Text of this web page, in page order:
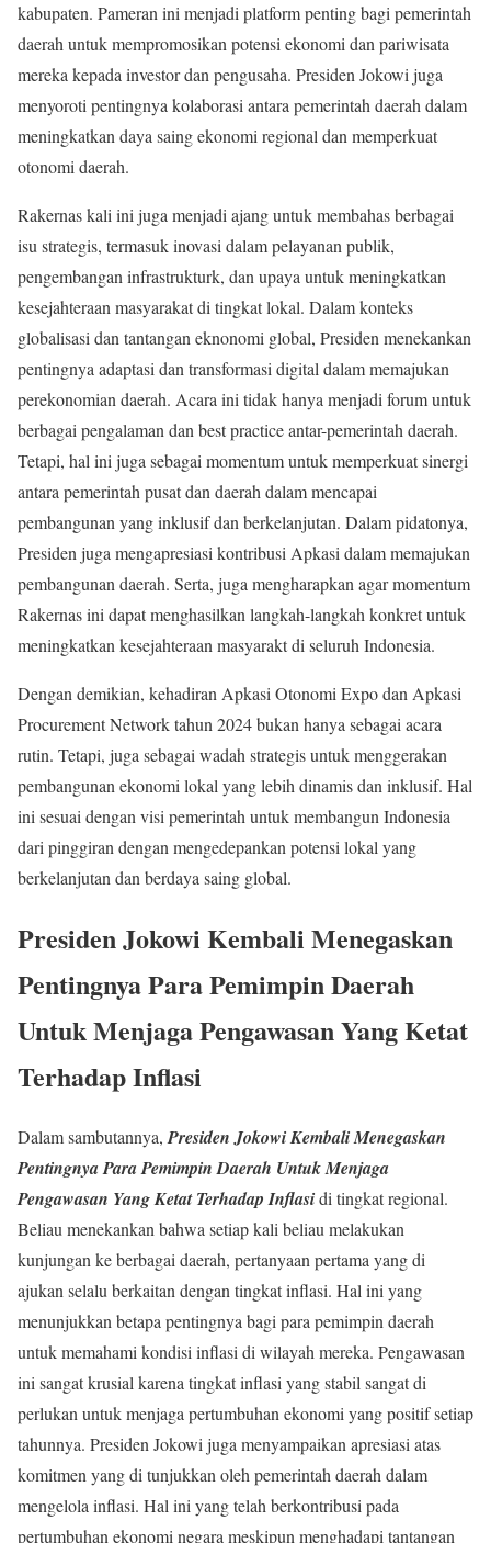
kabupaten. Pameran ini menjadi platform penting bagi pemerintah
daerah untuk mempromosikan potensi ekonomi dan pariwisata
mereka kepada investor dan pengusaha. Presiden Jokowi juga
menyoroti pentingnya kolaborasi antara pemerintah daerah dalam
meningkatkan daya saing ekonomi regional dan memperkuat
otonomi daerah.
Rakernas kali ini juga menjadi ajang untuk membahas berbagai
isu strategis, termasuk inovasi dalam pelayanan publik,
pengembangan infrastrukturk, dan upaya untuk meningkatkan
kesejahteraan masyarakat di tingkat lokal. Dalam konteks
globalisasi dan tantangan eknonomi global, Presiden menekankan
pentingnya adaptasi dan transformasi digital dalam memajukan
perekonomian daerah. Acara ini tidak hanya menjadi forum untuk
berbagai pengalaman dan best practice antar-pemerintah daerah.
Tetapi, hal ini juga sebagai momentum untuk memperkuat sinergi
antara pemerintah pusat dan daerah dalam mencapai
pembangunan yang inklusif dan berkelanjutan. Dalam pidatonya,
Presiden juga mengapresiasi kontribusi Apkasi dalam memajukan
pembangunan daerah. Serta, juga mengharapkan agar momentum
Rakernas ini dapat menghasilkan langkah-langkah konkret untuk
meningkatkan kesejahteraan masyarakt di seluruh Indonesia.
Dengan demikian, kehadiran Apkasi Otonomi Expo dan Apkasi
Procurement Network tahun 2024 bukan hanya sebagai acara
rutin. Tetapi, juga sebagai wadah strategis untuk menggerakan
pembangunan ekonomi lokal yang lebih dinamis dan inklusif. Hal
ini sesuai dengan visi pemerintah untuk membangun Indonesia
dari pinggiran dengan mengedepankan potensi lokal yang
berkelanjutan dan berdaya saing global.
Presiden Jokowi Kembali Menegaskan
Pentingnya Para Pemimpin Daerah
Untuk Menjaga Pengawasan Yang Ketat
Terhadap Inflasi
Dalam sambutannya, Presiden Jokowi Kembali Menegaskan
Pentingnya Para Pemimpin Daerah Untuk Menjaga
Pengawasan Yang Ketat Terhadap Inflasidi tingkat regional.
Beliau menekankan bahwa setiap kali beliau melakukan
kunjungan ke berbagai daerah, pertanyaan pertama yang di
ajukan selalu berkaitan dengan tingkat inflasi. Hal ini yang
menunjukkan betapa pentingnya bagi para pemimpin daerah
untuk memahami kondisi inflasi di wilayah mereka. Pengawasan
ini sangat krusial karena tingkat inflasi yang stabil sangat di
perlukan untuk menjaga pertumbuhan ekonomi yang positif setiap
tahunnya. Presiden Jokowi juga menyampaikan apresiasi atas
komitmen yang di tunjukkan oleh pemerintah daerah dalam
mengelola inflasi. Hal ini yang telah berkontribusi pada
pertumbuhan ekonomi negara meskipun menghadapi tantangan